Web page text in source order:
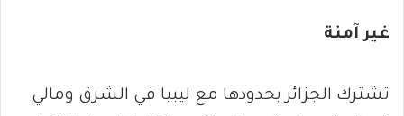
غير آمنة
تشترك الجزائر بحدودها مع ليبيا في الشرق ومالي